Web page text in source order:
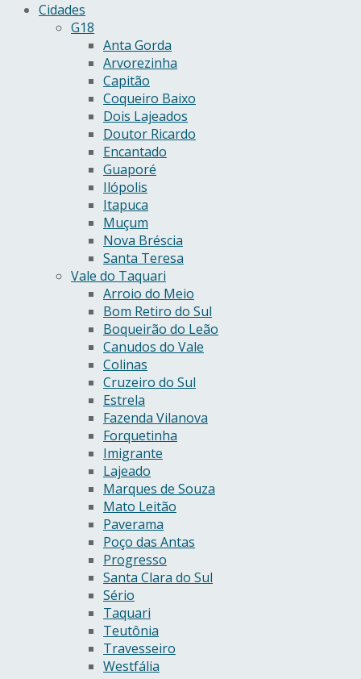
Cidades
G18
Anta Gorda
Arvorezinha
Capitão
Coqueiro Baixo
Dois Lajeados
Doutor Ricardo
Encantado
Guaporé
Ilópolis
Itapuca
Muçum
Nova Bréscia
Santa Teresa
Vale do Taquari
Arroio do Meio
Bom Retiro do Sul
Boqueirão do Leão
Canudos do Vale
Colinas
Cruzeiro do Sul
Estrela
Fazenda Vilanova
Forquetinha
Imigrante
Lajeado
Marques de Souza
Mato Leitão
Paverama
Poço das Antas
Progresso
Santa Clara do Sul
Sério
Taquari
Teutônia
Travesseiro
Westfália